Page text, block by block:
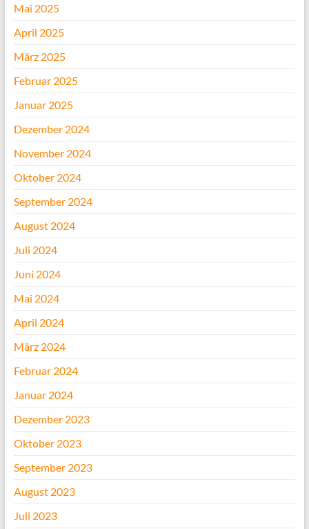
Mai 2025
April 2025
März 2025
Februar 2025
Januar 2025
Dezember 2024
November 2024
Oktober 2024
September 2024
August 2024
Juli 2024
Juni 2024
Mai 2024
April 2024
März 2024
Februar 2024
Januar 2024
Dezember 2023
Oktober 2023
September 2023
August 2023
Juli 2023